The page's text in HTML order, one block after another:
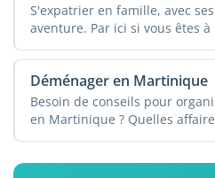
S'expatrier en famille, avec
aventure. Par ici si vous êtes à
Déménager en Martinique
Besoin de conseils pour
en Martinique ? Quelles